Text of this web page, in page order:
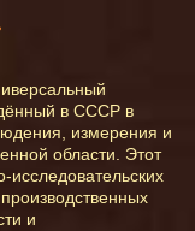
в СССР в
измерения и
области. Этот
и